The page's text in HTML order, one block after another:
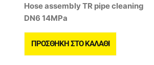
Hose assembly TR pipe cleaning
DN6 14MPa
ΠΡΟΣΘΉΚΗ ΣΤΟ ΚΑΛΆΘΙ